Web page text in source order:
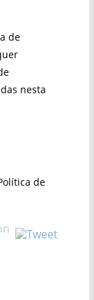
de
nesta
de